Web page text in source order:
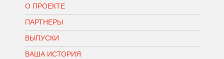
О ПРОЕКТЕ
ПАРТНЕРЫ
ВЫПУСКИ
ВАША ИСТОРИЯ